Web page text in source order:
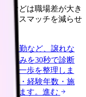
などは職場差が大き
ミスマッチを減らせ
・通勤など、譲れな
の悩みを30秒で診断
の一歩を整理しま
地域・経験年数・施
きます。 進む